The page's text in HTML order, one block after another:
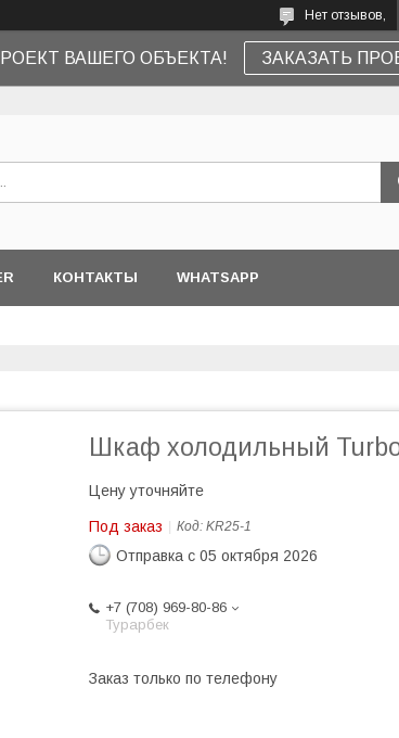
Нет отзывов,
ВАШЕГО ОБЪЕКТА! ЗАКАЗАТЬ
КОНТАКТЫ WHATSAPP
Шкаф холодильный
Цену уточняйте
Под заказ Код: KR25-1
Отправка с 05 октября 2026
+7 (708) 969-80-86
Турарбек
Заказ только по телефону